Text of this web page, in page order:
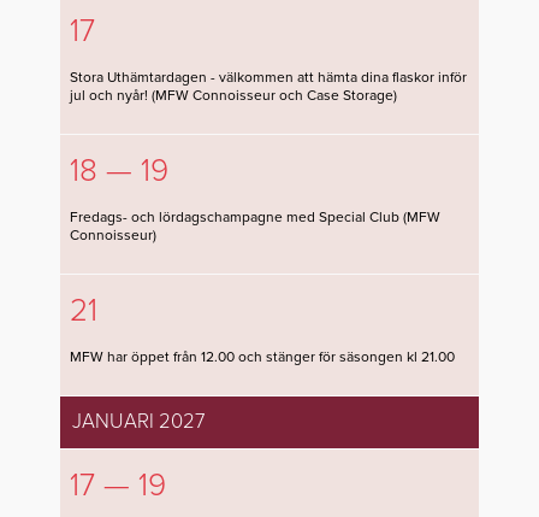
17
Stora Uthämtardagen - välkommen att hämta dina flaskor inför
jul och nyår! (MFW Connoisseur och Case Storage)
18 — 19
Fredags- och lördagschampagne med Special Club (MFW
Connoisseur)
21
MFW har öppet från 12.00 och stänger för säsongen kl 21.00
JANUARI 2027
17 — 19